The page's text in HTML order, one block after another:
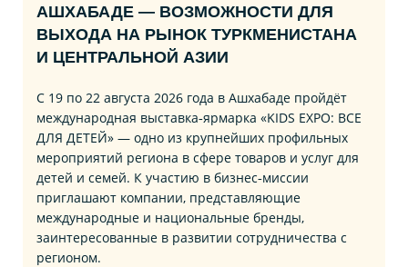
АШХАБАДЕ — ВОЗМОЖНОСТИ ДЛЯ
ВЫХОДА НА РЫНОК ТУРКМЕНИСТАНА
И ЦЕНТРАЛЬНОЙ АЗИИ
С 19 по 22 августа 2026 года в Ашхабаде пройдёт
международная выставка‑ярмарка «KIDS EXPO: ВСЕ
ДЛЯ ДЕТЕЙ» — одно из крупнейших профильных
мероприятий региона в сфере товаров и услуг для
детей и семей. К участию в бизнес‑миссии
приглашают компании, представляющие
международные и национальные бренды,
заинтересованные в развитии сотрудничества с
регионом.